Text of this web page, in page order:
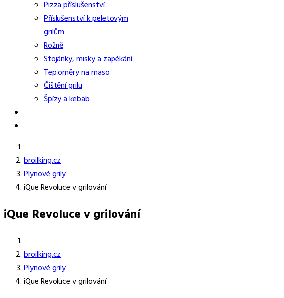
Pizza příslušenství
Příslušenství k peletovým
grilům
Rožně
Stojánky, misky a zapékání
Teploměry na maso
Čištění grilu
Špízy a kebab
broilking.cz
Plynové grily
iQue Revoluce v grilování
iQue Revoluce v grilování
broilking.cz
Plynové grily
iQue Revoluce v grilování